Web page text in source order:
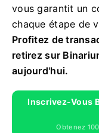
vous garantit un
chaque étape de
Profitez de
retirez sur
aujourd'hui.
Inscrivez-Vous
Obtenez